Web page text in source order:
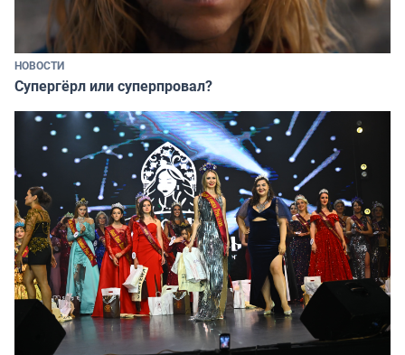
НОВОСТИ
Супергёрл или суперпровал?